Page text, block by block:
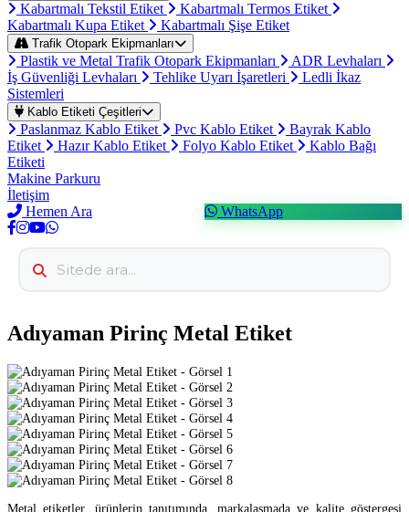
Kabartmalı Tekstil Etiket
Kabartmalı Termos Etiket
Kabartmalı Kupa Etiket
Kabartmalı Şişe Etiket
Trafik Otopark Ekipmanları
Plastik ve Metal Trafik Otopark Ekipmanları
ADR Levhaları
İş Güvenliği Levhaları
Tehlike Uyarı İşaretleri
Ledli İkaz
Sistemleri
Kablo Etiketi Çeşitleri
Paslanmaz Kablo Etiket Pvc Kablo Etiket
Bayrak Kablo
Etiket
Hazır Kablo Etiket Folyo Kablo Etiket
Kablo Bağı
Etiketi
Makine Parkuru
İletişim
Hemen Ara
WhatsApp
Adıyaman Pirinç Metal Etiket
Metal etiketler, ürünlerin tanıtımında, markalaşmada ve kalite göstergesi